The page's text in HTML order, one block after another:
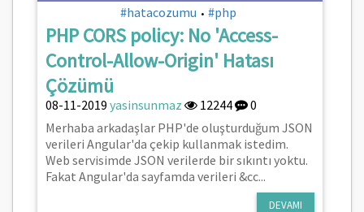
#hatacozumu • #php
PHP CORS policy: No 'Access-
Control-Allow-Origin' Hatası
Çözümü
08-11-2019 yasinsunmaz 12244
0
Merhaba arkadaşlar PHP'de oluşturduğum JSON
verileri Angular'da çekip kullanmak istedim.
Web servisimde JSON verilerde bir sıkıntı yoktu.
Fakat Angular'da sayfamda verileri &cc...
DEVAMI